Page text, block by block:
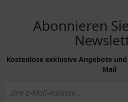
Abonnieren
Kostenlose exklusive Angebote
Mail